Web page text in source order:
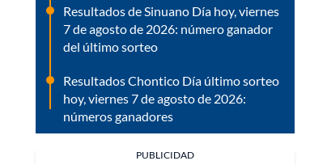
Resultados de Sinuano Día hoy, viernes
7 de agosto de 2026: número ganador
del último sorteo
Resultados Chontico Día último sorteo
hoy, viernes 7 de agosto de 2026:
números ganadores
PUBLICIDAD